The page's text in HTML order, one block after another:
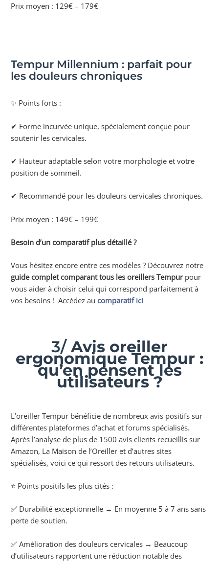
Prix moyen : 129€ – 179€
Tempur Millennium : parfait pour
les douleurs chroniques
✨ Points forts :
✔ Forme incurvée unique, spécialement conçue pour
soutenir les cervicales.
✔ Hauteur adaptable selon votre morphologie et votre
position de sommeil.
✔ Recommandé pour les douleurs cervicales chroniques.
Prix moyen : 149€ – 199€
Besoin d’un comparatif plus détaillé ?
Vous hésitez encore entre ces modèles ? Découvrez notre
guide complet comparant tous les oreillers Tempurpour
vous aider à choisir celui qui correspond parfaitement à
vos besoins ! Accédez aucomparatif ici
3/ Avis oreiller
ergonomique Tempur :
qu’en pensent les
utilisateurs ?
L’oreiller Tempur bénéficie de nombreux avis positifs sur
différentes plateformes d’achat et forums spécialisés.
Après l’analyse de plus de 1500 avis clients recueillis sur
Amazon, La Maison de l’Oreiller et d’autres sites
spécialisés, voici ce qui ressort des retours utilisateurs.
⭐ Points positifs les plus cités :
✅ Durabilité exceptionnelle → En moyenne 5 à 7 ans sans
perte de soutien.
✅ Amélioration des douleurs cervicales → Beaucoup
d’utilisateurs rapportent une réduction notable des